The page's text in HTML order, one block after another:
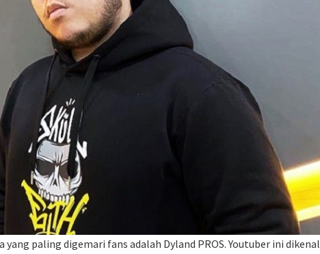
yang paling digemari fans adalah Dyland PROS. Youtuber ini dikenal